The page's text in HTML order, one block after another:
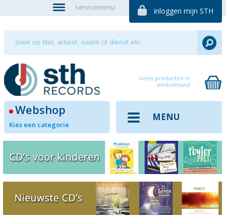
servicemenu inloggen mijn STH
Geen producten in
winkelmand
Webshop
Kies een categorie
MENU